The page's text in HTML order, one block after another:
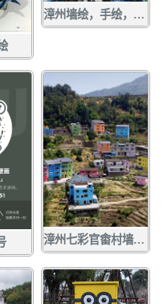
漳州墙绘，手绘，土白社龙舟文化中心墙绘，龙江游手绘，亲水营地彩绘，龙江岁月壁画
漳州七彩官畬村墙绘，手绘，壁画，彩绘